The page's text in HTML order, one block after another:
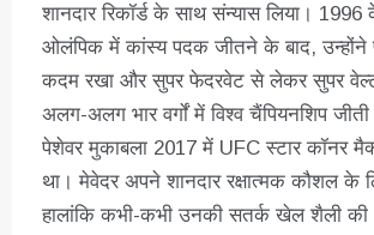
शानदार रिकॉर्ड के साथ संन्यास लिया।
ओलंपिक में कांस्य पदक जीतने के बाद, उन्होंने
कदम रखा और सुपर फेदरवेट से लेकर सुपर
अलग-अलग भार वर्गों में विश्व चैंपियनशिप
पेशेवर मुकाबला 2017 में UFC स्टार कॉनर
था। मेवेदर अपने शानदार रक्षात्मक कौशल के
हालांकि कभी-कभी उनकी सतर्क खेल शैली की